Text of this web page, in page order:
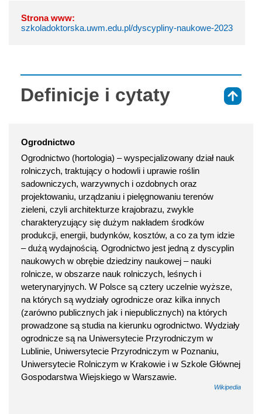
Strona www:
szkoladoktorska.uwm.edu.pl/dyscypliny-naukowe-2023
Definicje i cytaty
Ogrodnictwo
Ogrodnictwo (hortologia) – wyspecjalizowany dział nauk
rolniczych, traktujący o hodowli i uprawie roślin
sadowniczych, warzywnych i ozdobnych oraz
projektowaniu, urządzaniu i pielęgnowaniu terenów
zieleni, czyli architekturze krajobrazu, zwykle
charakteryzujący się dużym nakładem środków
produkcji, energii, budynków, kosztów, a co za tym idzie
– dużą wydajnością. Ogrodnictwo jest jedną z dyscyplin
naukowych w obrębie dziedziny naukowej – nauki
rolnicze, w obszarze nauk rolniczych, leśnych i
weterynaryjnych. W Polsce są cztery uczelnie wyższe,
na których są wydziały ogrodnicze oraz kilka innych
(zarówno publicznych jak i niepublicznych) na których
prowadzone są studia na kierunku ogrodnictwo. Wydziały
ogrodnicze są na Uniwersytecie Przyrodniczym w
Lublinie, Uniwersytecie Przyrodniczym w Poznaniu,
Uniwersytecie Rolniczym w Krakowie i w Szkole Głównej
Gospodarstwa Wiejskiego w Warszawie.
Wikipedia